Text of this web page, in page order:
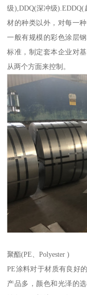
级),DDQ(深冲级
材的种类以外，对每一
一般有规模的彩色涂层
标准，制定套本企业对
从两个方面来控制。
聚酯(PE、Polyester )
PE涂料对于材质有良好
产品多，颜色和光泽的